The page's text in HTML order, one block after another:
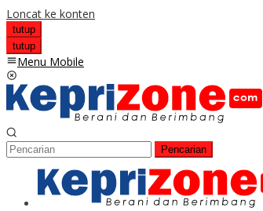
Loncat ke konten
tutup
tutup
Menu Mobile
Pencarian